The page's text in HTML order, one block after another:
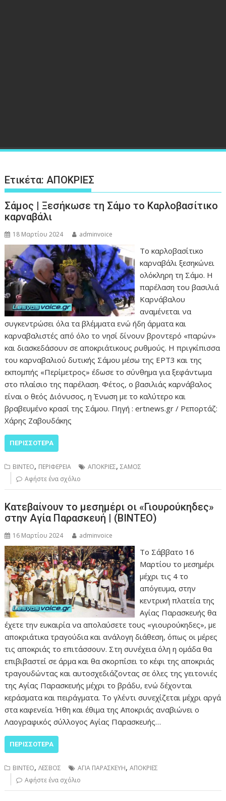
Ετικέτα:ΑΠΟΚΡΙΕΣ
Σάμος | Ξεσήκωσε τη Σάμο το Καρλοβασίτικο
καρναβάλι
18 Μαρτίου 2024 adminvoice
Το καρλοβασίτικο
καρναβάλι ξεσηκώνει
ολόκληρη τη Σάμο. Η
παρέλαση του βασιλιά
Καρνάβαλου
αναμένεται να
συγκεντρώσει όλα τα βλέμματα ενώ ήδη άρματα και
καρναβαλιστές από όλο το νησί δίνουν βροντερό «παρών»
και διασκεδάσουν σε αποκριάτικους ρυθμούς. Η πριγκίπισσα
του καρναβαλιού δυτικής Σάμου μέσω της ΕΡΤ3 και της
εκπομπής «Περίμετρος» έδωσε το σύνθημα για ξεφάντωμα
στο πλαίσιο της παρέλαση. Φέτος, ο βασιλιάς καρνάβαλος
είναι ο θεός Διόνυσος, η Ένωση με το καλύτερο και
βραβευμένο κρασί της Σάμου. Πηγή : ertnews.gr / Ρεπορτάζ:
Χάρης Ζαβουδάκης
ΠΕΡΙΣΣΌΤΕΡΑ
ΒΙΝΤΕΟ, ΠΕΡΙΦΕΡΕΙΑ ΑΠΟΚΡΙΕΣ,ΣΑΜΟΣ
Αφήστε ένα σχόλιο
Κατεβαίνουν το μεσημέρι οι «Γιουρούκηδες»
στην Αγία Παρασκευή | (ΒΙΝΤΕΟ)
16 Μαρτίου 2024 adminvoice
Το Σάββατο 16
Μαρτίου το μεσημέρι
μέχρι τις 4 το
απόγευμα, στην
κεντρική πλατεία της
Αγίας Παρασκευής θα
έχετε την ευκαιρία να απολαύσετε τους «γιουρούκηδες», με
αποκριάτικα τραγούδια και ανάλογη διάθεση, όπως οι μέρες
τις αποκριάς το επιτάσσουν. Στη συνέχεια όλη η ομάδα θα
επιβιβαστεί σε άρμα και θα σκορπίσει το κέφι της αποκριάς
τραγουδώντας και αυτοσχεδιάζοντας σε όλες της γειτονιές
της Αγίας Παρασκευής μέχρι το βράδυ, ενώ δέχονται
κεράσματα και πειράγματα. Το γλέντι συνεχίζεται μέχρι αργά
στα καφενεία. Ήθη και έθιμα της Αποκριάς αναβιώνει ο
Λαογραφικός σύλλογος Αγίας Παρασκευής…
ΠΕΡΙΣΣΌΤΕΡΑ
ΒΙΝΤΕΟ,ΛΕΣΒΟΣ ΑΓΙΑ ΠΑΡΑΣΚΕΥΗ,ΑΠΟΚΡΙΕΣ
Αφήστε ένα σχόλιο